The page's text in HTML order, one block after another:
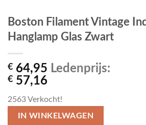
Boston Filament Vintage
Hanglamp Glas Zwart
€ 64,95 Ledenprijs:
€ 57,16
2563Verkocht!
IN WINKELWAGEN